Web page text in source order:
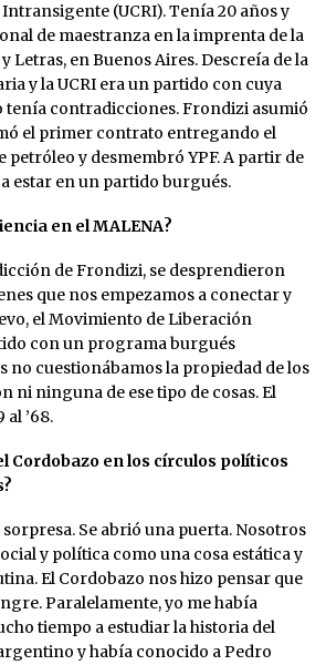
(UCRI). Tenía 20 años y
de maestranza en la imprenta de la
Letras, en Buenos Aires. Descreía de la
y la UCRI era un partido con cuya
tenía contradicciones. Frondizi asumió
el primer contrato entregando el
y desmembró YPF. A partir de
estar en un partido burgués.
en el MALENA?
de Frondizi, se desprendieron
que nos empezamos a conectar y
el Movimiento de Liberación
con un programa burgués
no cuestionábamos la propiedad de los
ni ninguna de ese tipo de cosas. El
al ’68.
Cordobazo en los círculos políticos
Se abrió una puerta. Nosotros
y política como una cosa estática y
El Cordobazo nos hizo pensar que
Paralelamente, yo me había
tiempo a estudiar la historia del
y había conocido a Pedro